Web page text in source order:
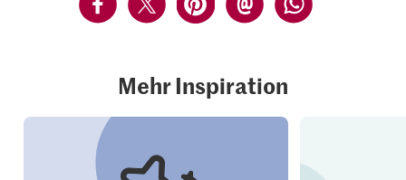
Mehr Inspiration